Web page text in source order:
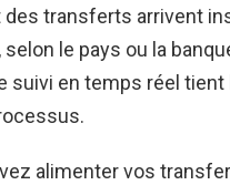
des transferts arrivent
selon le pays ou la
suivi en temps réel
alimenter vos